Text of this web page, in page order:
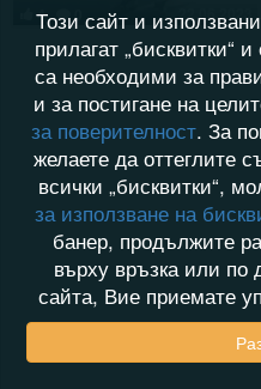
4 0 22.06.2023
Този сайт и
прилагат „бисквитки“
са необходими за
и за постигане на
за поверителност. За
желаете да оттеглите
всички „бисквитки“,
за използване на
банер, продължите
върху връзка или по
сайта, Вие приемате